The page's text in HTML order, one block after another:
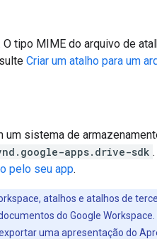
tipo MIME do arquivo de
Criar um atalho para um
um sistema de
apps.drive-sdk
pelo seu app.
atalhos e atalhos de
do Google Workspace.
uma apresentação do